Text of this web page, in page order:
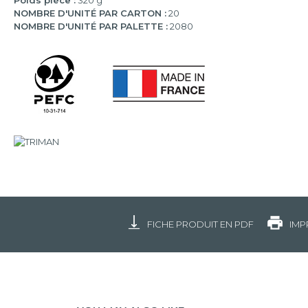
NOMBRE D'UNITÉ PAR CARTON :20
NOMBRE D'UNITÉ PAR PALETTE :2080
FICHE PRODUIT EN PDF